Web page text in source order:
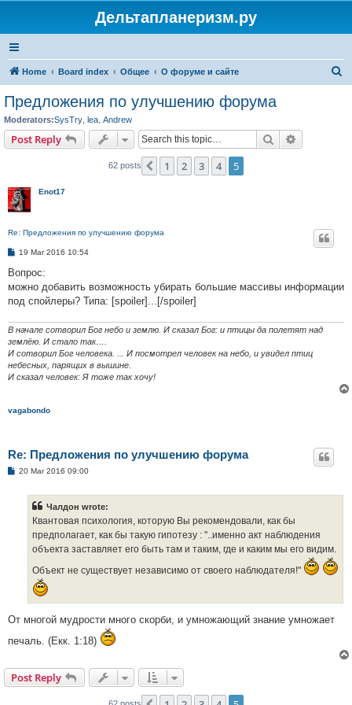
Дельтапланеризм.ру
Home Board index Общее О форуме и сайте
Предложения по улучшению форума
Moderators:SysTry lea Andrew
Post Reply Search
62 posts Previous
1 2 3 4 5
Enot17
Re: Предложения по улучшению форума
P
s
19 Mar 2016 10:54
Вопрос:
можно добавить возможность убирать большие массивы информации
под спойлеры? Типа: [spoiler]...[/spoiler]
В начале сотворил Бог небо и землю. И сказал Бог: и птицы да полетят над
землёю. И стало так….
И сотворил Бог человека. ... И посмотрел человек на небо, и увидел птиц
небесных, парящих в вышине.
И сказал человек: Я тоже так хочу!
vagabondo
Re: Предложения по улучшению форума
P20 Mar 2016 09:00
Чалдон wrote:
Квантовая психология, которую Вы рекомендовали, как бы
предполагает, как бы такую гипотезу : "..именно акт наблюдения
объекта заставляет его быть там и таким, где и каким мы его видим.
Объект не существует независимо от своего наблюдателя!"
От многой мудрости много скорби, и умножающий знание умножает
печаль. (Екк. 1:18)
Post Reply